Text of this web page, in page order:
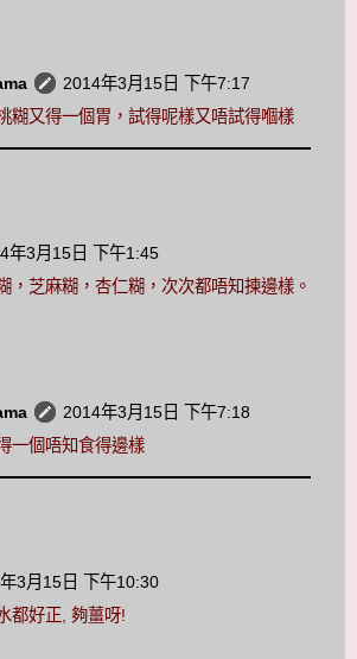
2014年3月15日 下午7:17
糊又得一個胃，試得呢樣又唔試得嗰樣
年3月15日 下午1:45
，芝麻糊，杏仁糊，次次都唔知揀邊樣。
2014年3月15日 下午7:18
一個唔知食得邊樣
3月15日 下午10:30
都好正, 夠薑呀!